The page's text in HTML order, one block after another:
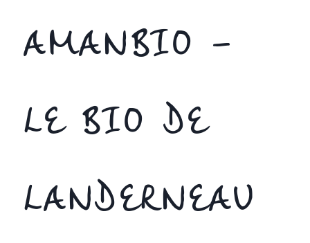
AMANBIO –
LE BIO DE
LANDERNEAU